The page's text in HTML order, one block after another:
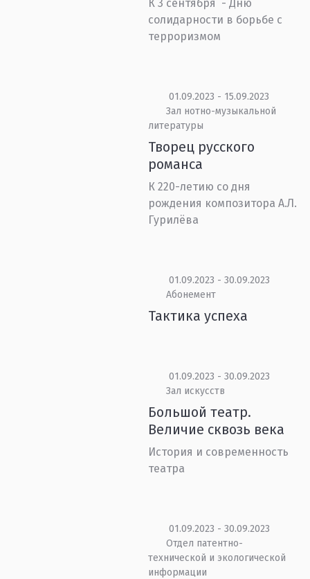
К 3 сентября - Дню
солидарности в борьбе с
терроризмом
01.09.2023 - 15.09.2023
Зал нотно-музыкальной
литературы
Творец русского
романса
К 220-летию со дня
рождения композитора А.Л.
Гурилёва
01.09.2023 - 30.09.2023
Абонемент
Тактика успеха
01.09.2023 - 30.09.2023
Зал искусств
Большой театр.
Величие сквозь века
История и современность
театра
01.09.2023 - 30.09.2023
Отдел патентно-
технической и экологической
информации